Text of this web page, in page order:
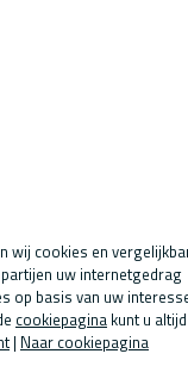
wij cookies en
uw internetgedrag
op basis van uw
cookiepagina kunt u altijd
| Naar cookiepagina